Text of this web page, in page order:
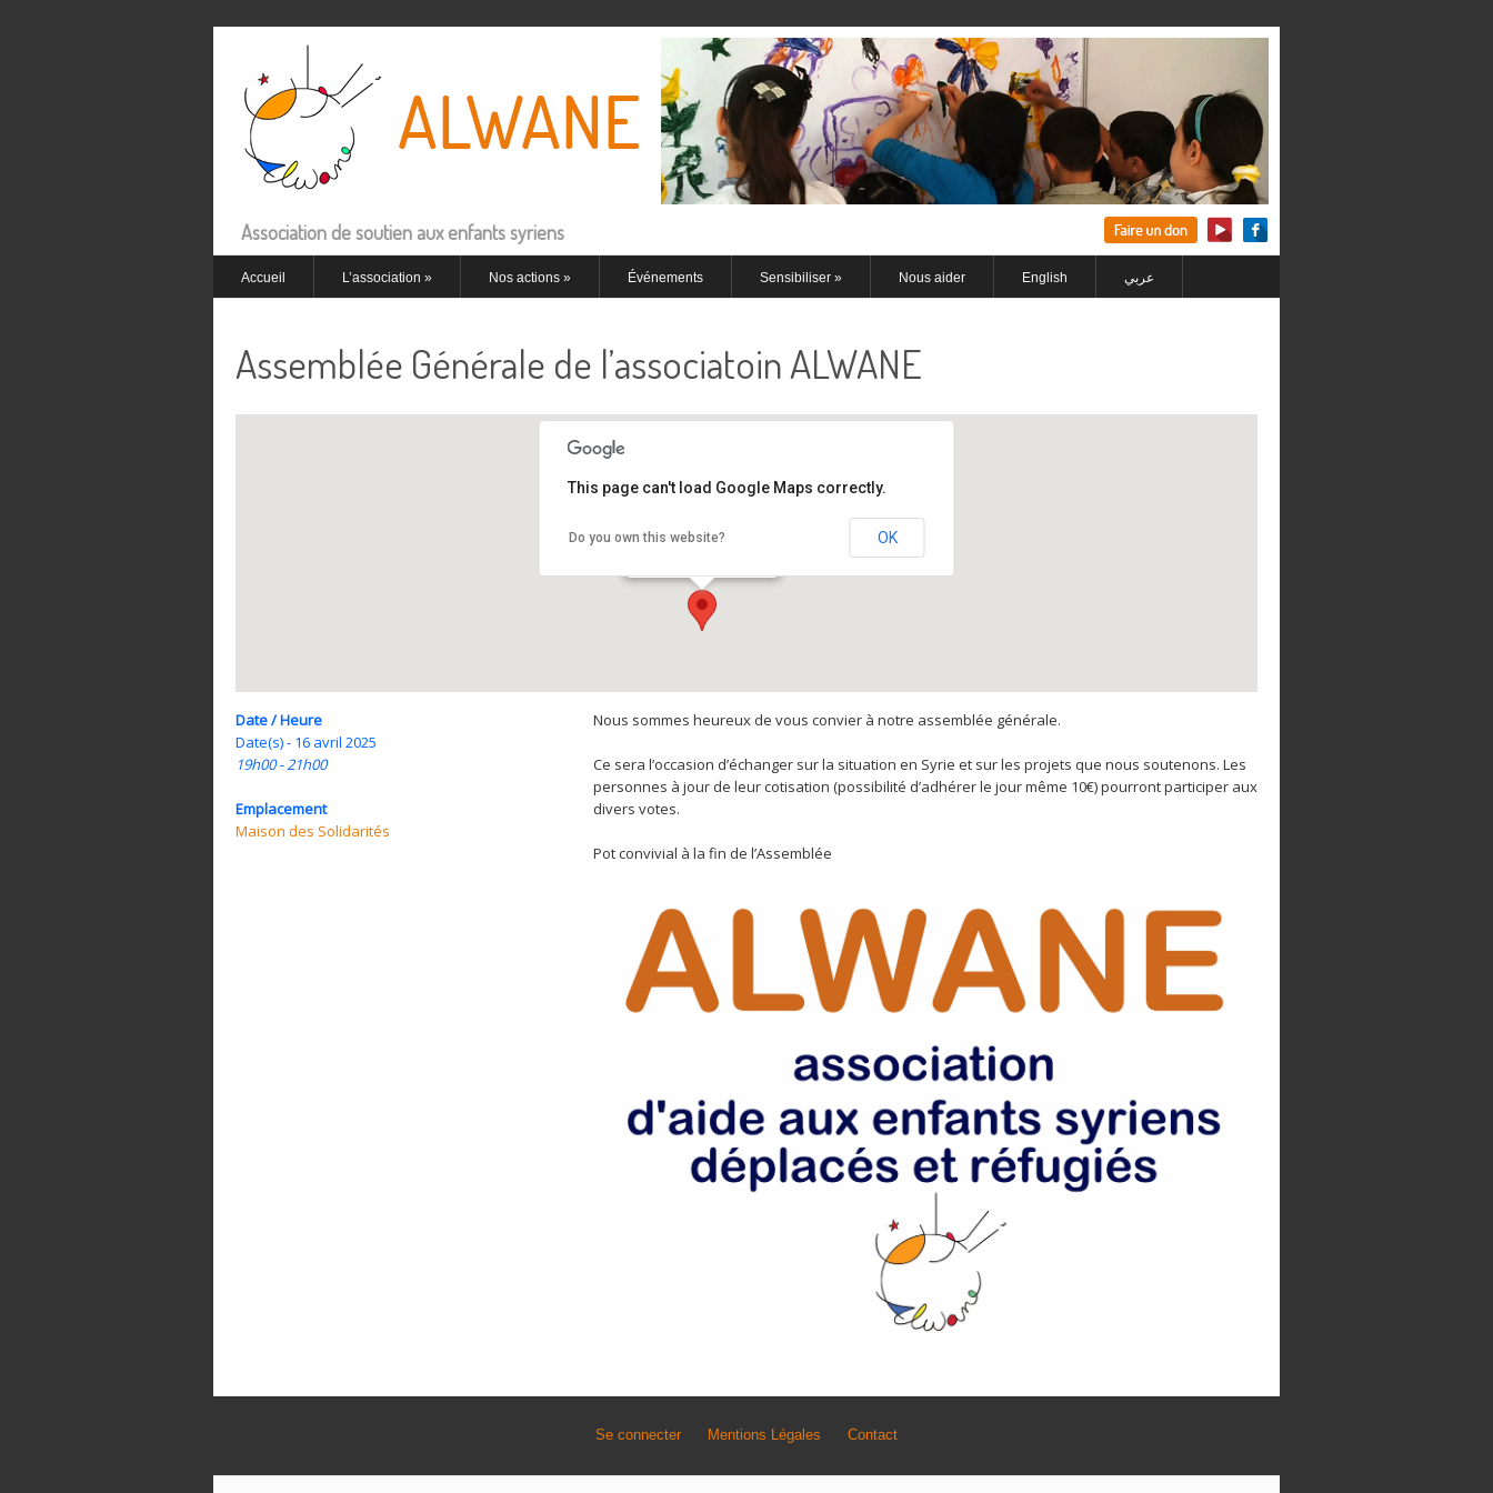
Association de soutien aux enfants syriens
Accueil L’association » Nos actions » Événements Sensibiliser » Nous aider English عربي
Assemblée Générale de l’associatoin ALWANE
Maison des Solidarités
215 rue Vendôme - Lyon
This page can't load Google Maps correctly.
Do you own this website? OK
Date / Heure
Date(s) - 16 avril 2025
19h00 - 21h00
Emplacement
Maison des Solidarités
Nous sommes heureux de vous convier à notre assemblée générale.
Ce sera l’occasion d’échanger sur la situation en Syrie et sur les projets que nous soutenons. Les
personnes à jour de leur cotisation (possibilité d’adhérer le jour même 10€) pourront participer aux
divers votes.
Pot convivial à la fin de l’Assemblée
Se connecter Mentions Légales Contact